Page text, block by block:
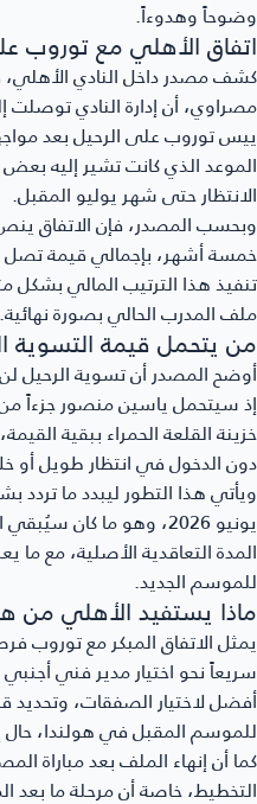
وضوحاً وهدوءاً.
اتفاق الأهلي مع توروب
كشف مصدر داخل النادي
مصراوي، أن إدارة النادي توصلت
ييس توروب على الرحيل بعد
الموعد الذي كانت تشير إليه
الانتظار حتى شهر يوليو المقبل.
وبحسب المصدر، فإن الاتفاق
تنفيذ هذا الترتيب المالي بشكل
ملف المدرب الحالي بصورة نهائية.
من يتحمل قيمة التسوية
أوضح المصدر أن تسوية الرحيل
إذ سيتحمل ياسين منصور جزءاً من
خزينة القلعة الحمراء ببقية
دون الدخول في انتظار طويل أو
ويأتي هذا التطور ليبدد ما تردد
يونيو 2026، وهو ما كان
المدة التعاقدية الأصلية، مع
للموسم الجديد.
ماذا يستفيد الأهلي من
يمثل الاتفاق المبكر مع توروب
سريعاً نحو اختيار مدير فني أجنبي
أفضل لاختيار الصفقات، وتحديد
للموسم المقبل في هولندا، حال
كما أن إنهاء الملف بعد مباراة
التخطيط، خاصة أن مرحلة ما بعد